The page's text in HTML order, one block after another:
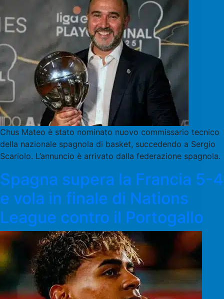
Chus Mateo è stato nominato nuovo commissario tecnico
della nazionale spagnola di basket, succedendo a Sergio
Scariolo. L’annuncio è arrivato dalla federazione spagnola.
Spagna supera la Francia 5-4
e vola in finale di Nations
League contro il Portogallo